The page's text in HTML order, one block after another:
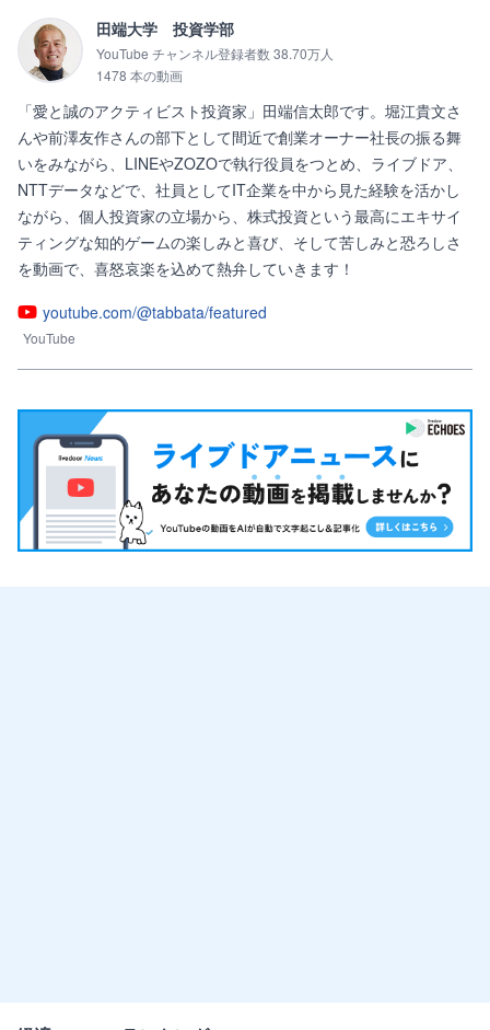
田端大学 投資学部
YouTube チャンネル登録者数 38.70万人
1478 本の動画
「愛と誠のアクティビスト投資家」田端信太郎です。堀江貴文さ
んや前澤友作さんの部下として間近で創業オーナー社長の振る舞
いをみながら、LINEやZOZOで執行役員をつとめ、ライブドア、
NTTデータなどで、社員としてIT企業を中から見た経験を活かし
ながら、個人投資家の立場から、株式投資という最高にエキサイ
ティングな知的ゲームの楽しみと喜び、そして苦しみと恐ろしさ
を動画で、喜怒哀楽を込めて熱弁していきます！
youtube.com/@tabbata/featured
YouTube